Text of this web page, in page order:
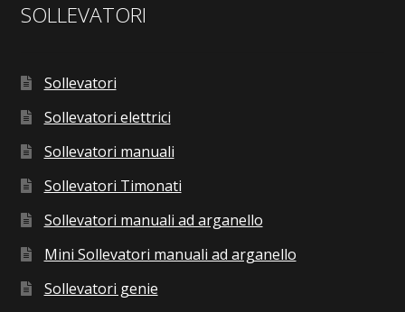
SOLLEVATORI
Sollevatori
Sollevatori elettrici
Sollevatori manuali
Sollevatori Timonati
Sollevatori manuali ad arganello
Mini Sollevatori manuali ad arganello
Sollevatori genie